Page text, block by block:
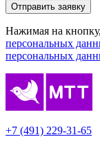
Отправить заявку
Нажимая на
персональных
персональных
+7 (491) 229-31-65